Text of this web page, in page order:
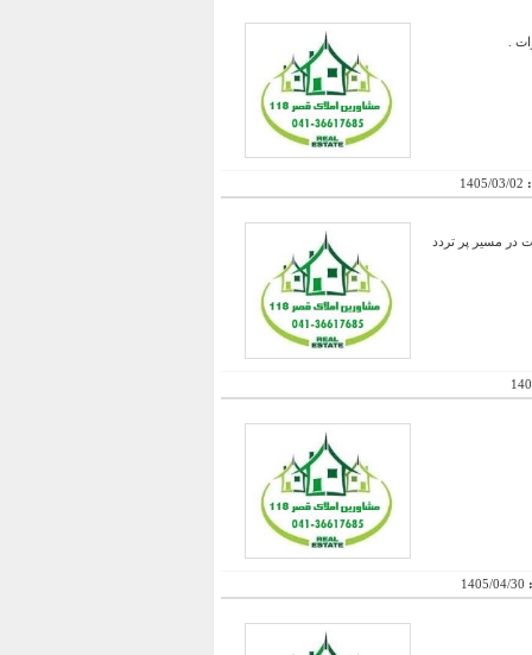
1405/03/02
، دارای بالکن 45 متری با کلیه انشعابات در مسیر پر تردد
1405/04/30